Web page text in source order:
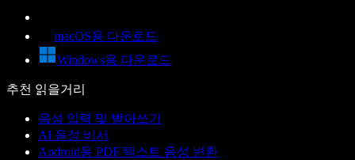
macOS용 다운로드
Windows용 다운로드
추천 읽을거리
음성 입력 및 받아쓰기
AI 음성 비서
Android용 PDF 텍스트 음성 변환